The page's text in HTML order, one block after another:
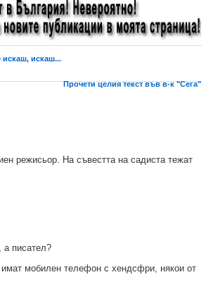
искаш, искаш...
Прочети целия текст във в-к "Сега"
режисьор. На съвестта на садиста тежат
а писател?
имат мобилен телефон с хендсфри, някои от